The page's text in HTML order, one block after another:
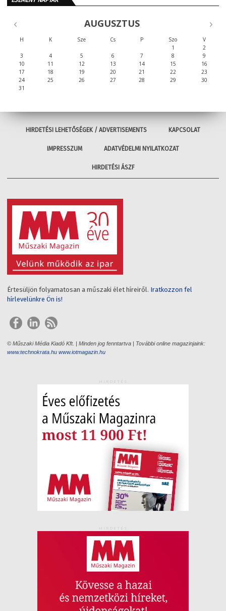
AUGUSZTUS
H K Sze Cs P Szo
V
1
2
3
4 5 6 7 8
9
10
11 12 13 14 15
16
17
18 19 20 21 22
23
24
25 26 27 28 29
30
31
HIRDETÉSI LEHETŐSÉGEK / ADVERTISEMENTS KAPCSOLAT
IMPRESSZUM ADATVÉDELMI NYILATKOZAT
HIRDETÉSI ÁSZF
Értesüljön folyamatosan a műszaki élet híreiről. Iratkozzon fel
hírlevelünkre Ön is!
© Műszaki Média Kiadó Kft. | Minden jog fenntartva | További online magazinjaink:
www.technokrata.hu www.iotmagazin.hu
HIRDETÉS
HIRDETÉS